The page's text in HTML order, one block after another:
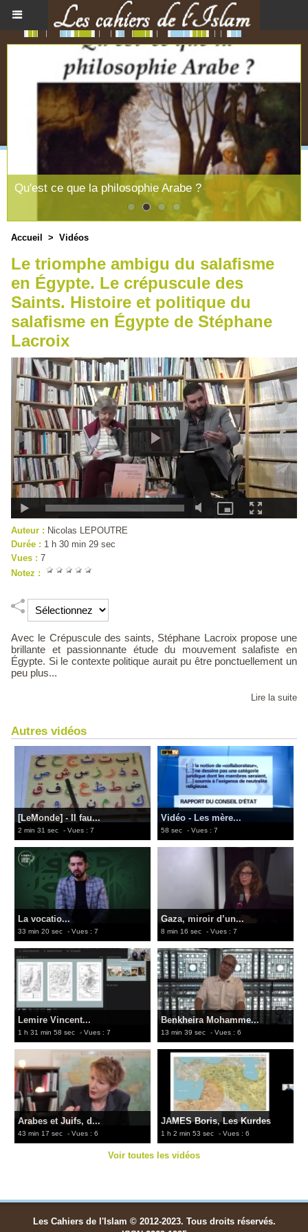
Qu'est ce que la philosophie Arabe ?
Accueil > Vidéos
Le triomphe ambigu du salafisme
en Égypte. Le crépuscule des
Saints. Histoire et politique du
salafisme en Égypte de Stéphane
Lacroix
Auteur : Nicolas LEPOUTRE
Durée : 1 h 30 min 29 sec
Vues : 7
Notez :
Avec le Crépuscule des saints, Stéphane Lacroix propose une
brillante et passionnante étude du mouvement salafiste en
Égypte. Si le contexte politique aurait pu être ponctuellement un
peu plus...
Lire la suite
Autres vidéos
[LeMonde] - Il fau...
2 min 31 sec - Vues : 7
Vidéo - Les mère...
58 sec - Vues : 7
La vocatio...
33 min 20 sec - Vues : 7
Gaza, miroir d’un...
8 min 16 sec - Vues : 7
Lemire Vincent...
1 h 31 min 58 sec - Vues : 7
Benkheira Mohamme...
13 min 39 sec - Vues : 6
Arabes et Juifs, d...
43 min 17 sec - Vues : 6
JAMES Boris, Les Kurdes
1 h 2 min 53 sec - Vues : 6
Voir toutes les vidéos
Les Cahiers de l'Islam © 2012-2023. Tous droits réservés.